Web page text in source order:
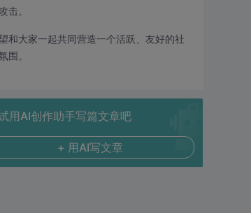
击。
和大家一起共同营造一个活跃、友好的社
围。
用AI创作助手写篇文章吧
+ 用AI写文章